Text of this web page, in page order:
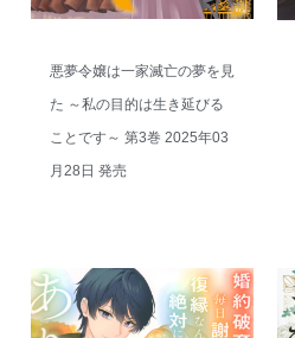
悪夢令嬢は一家滅亡の夢を見
た ～私の目的は生き延びる
ことです～ 第3巻 2025年03
月28日 発売